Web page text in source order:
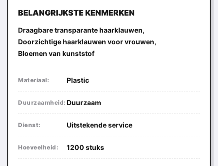
BELANGRIJKSTE KENMERKEN
Draagbare transparante haarklauwen,
Doorzichtige haarklauwen voor vrouwen,
Bloemen van kunststof
Materiaal: Plastic
Duurzaamheid: Duurzaam
Dienst: Uitstekende service
Hoeveelheid: 1200 stuks